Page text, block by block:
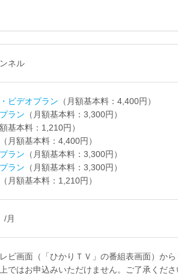
ネル
ビデオプラン （月額基本料：4,400円）
ラン （月額基本料：3,300円）
額基本料：1,210円）
（月額基本料：4,400円）
ラン （月額基本料：3,300円）
ラン （月額基本料：3,300円）
（月額基本料：1,210円）
/月
ビ画面（「ひかりＴＶ」の番組表画面）か
ではお申込みいただけません。ご了承くださ